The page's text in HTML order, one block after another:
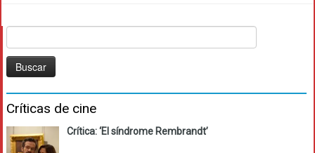
Críticas de cine
Crítica: ‘El síndrome Rembrandt’